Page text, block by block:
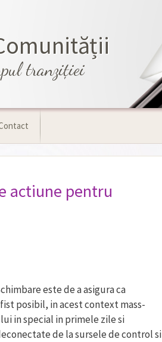
tranziţiei
actiune pentru
este de a asigura ca
posibil, in acest context mass-
in special in primele zile si
de la sursele de control si